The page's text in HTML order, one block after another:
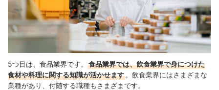
5つ目は、食品業界です。
食品業界では、飲食業界で身につけた
食材や料理に関する知識が活かせます 。飲食業界にはさまざまな
業種があり、付随する職種もさまざまです。